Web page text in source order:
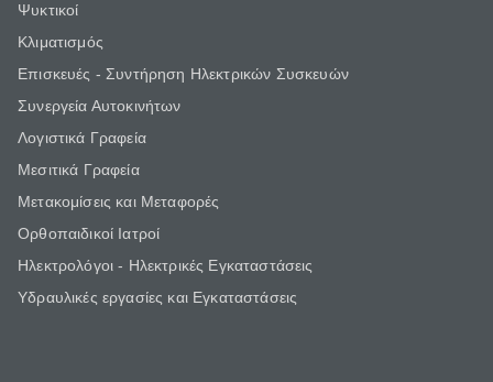
Ψυκτικοί
Κλιματισμός
Επισκευές - Συντήρηση Ηλεκτρικών Συσκευών
Συνεργεία Αυτοκινήτων
Λογιστικά Γραφεία
Μεσιτικά Γραφεία
Μετακομίσεις και Μεταφορές
Ορθοπαιδικοί Ιατροί
Ηλεκτρολόγοι - Ηλεκτρικές Εγκαταστάσεις
Υδραυλικές εργασίες και Εγκαταστάσεις